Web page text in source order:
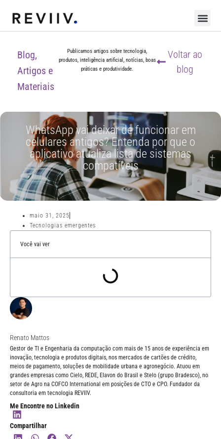
Blog,
Artigos e
Materiais
Publicamos artigos sobre tecnologia,
produtos, inteligência artificial, notícias, boas
práticas e produtividade.
Voltar ao
blog
WhatsApp vai deixar de funcionar em
celulares antigos? Entenda por que o
aplicativo atualiza lista de sistemas
compatíveis
maio 31, 2025
Tecnologias emergentes
Você vai ver
Renato Mattos
Gestor de TI e Engenharia da computação com mais de 15 anos de experiência em
inovação, tecnologia e produtos digitais, nos mercados de cartões de crédito,
meios de pagamento, soluções de mobilidade urbana e agronegócio. Atuou em
grandes empresas como Cielo, REDE, Elavon do Brasil e Stelo (grupo Bradesco), no
setor de Agro na COFCO International em posições de CTO e CPO. Fundador da
consultoria em tecnologia REVIIV.
Me Encontre no Linkedin
Compartilhar